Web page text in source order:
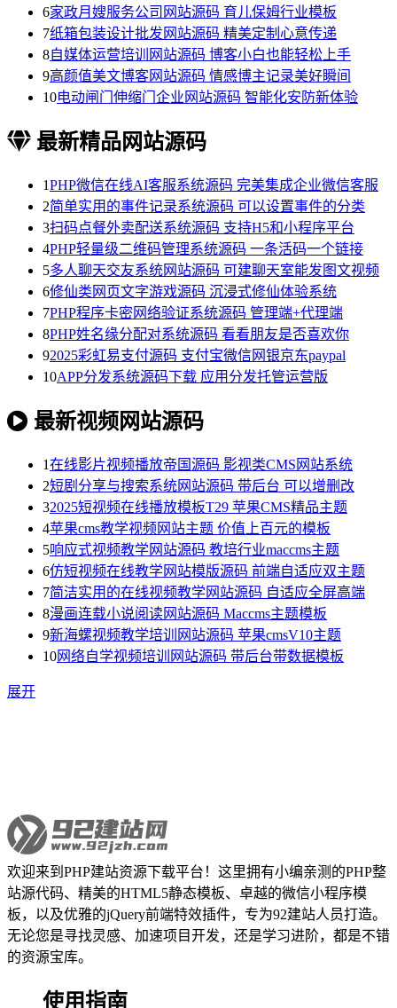
6家政月嫂服务公司网站源码 育儿保姆行业模板
7纸箱包装设计批发网站源码 精美定制心意传递
8自媒体运营培训网站源码 博客小白也能轻松上手
9高颜值美文博客网站源码 情感博主记录美好瞬间
10电动闸门伸缩门企业网站源码 智能化安防新体验
最新精品网站源码
1PHP微信在线AI客服系统源码 完美集成企业微信客服
2简单实用的事件记录系统源码 可以设置事件的分类
3扫码点餐外卖配送系统源码 支持H5和小程序平台
4PHP轻量级二维码管理系统源码 一条活码一个链接
5多人聊天交友系统网站源码 可建聊天室能发图文视频
6修仙类网页文字游戏源码 沉浸式修仙体验系统
7PHP程序卡密网络验证系统源码 管理端+代理端
8PHP姓名缘分配对系统源码 看看朋友是否喜欢你
92025彩虹易支付源码 支付宝微信网银京东paypal
10APP分发系统源码下载 应用分发托管运营版
最新视频网站源码
1在线影片视频播放帝国源码 影视类CMS网站系统
2短剧分享与搜索系统网站源码 带后台 可以增删改
32025短视频在线播放模板T29 苹果CMS精品主题
4苹果cms教学视频网站主题 价值上百元的模板
5响应式视频教学网站源码 教培行业maccms主题
6仿短视频在线教学网站模版源码 前端自适应双主题
7简洁实用的在线视频教学网站源码 自适应全屏高端
8漫画连载小说阅读网站源码 Maccms主题模板
9新海螺视频教学培训网站源码 苹果cmsV10主题
10网络自学视频培训网站源码 带后台带数据模板
展开
欢迎来到PHP建站资源下载平台！这里拥有小编亲测的PHP整
站源代码、精美的HTML5静态模板、卓越的微信小程序模
板，以及优雅的jQuery前端特效插件，专为92建站人员打造。
无论您是寻找灵感、加速项目开发，还是学习进阶，都是不错
的资源宝库。
使用指南